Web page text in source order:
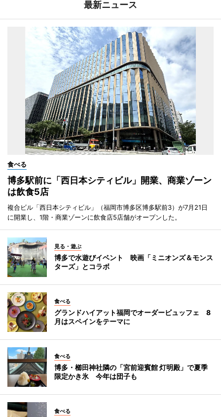
最新ニュース
食べる
博多駅前に「西日本シティビル」開業、商業ゾーン
は飲食5店
複合ビル「西日本シティビル」（福岡市博多区博多駅前3）が7月21日
に開業し、1階・商業ゾーンに飲食店5店舗がオープンした。
見る・遊ぶ
博多で水遊びイベント 映画「ミニオンズ＆モンス
ターズ」とコラボ
食べる
グランドハイアット福岡でオーダービュッフェ 8
月はスペインをテーマに
食べる
博多・櫛田神社隣の「宮前迎賓館 灯明殿」で夏季
限定かき氷 今年は団子も
食べる